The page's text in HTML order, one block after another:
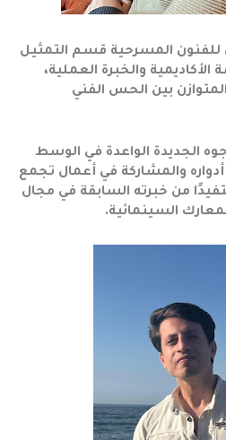
للفنون المسرحية قسم التمثيل
الأكاديمية والخبرة العملية،
بين الحس الفني
الجديدة الواعدة في الوسط
والمشاركة في أعمال تجمع
من خبرته السابقة في مجال
السينمائية.